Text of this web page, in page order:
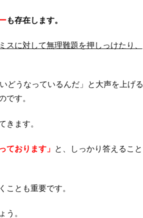
も存在します。
に対して無理難題を押しっけたり、
どうなっているんだ」と大声を上げる
です。
きます。
ております」 と、しっかり答えること
ことも重要です。
う。